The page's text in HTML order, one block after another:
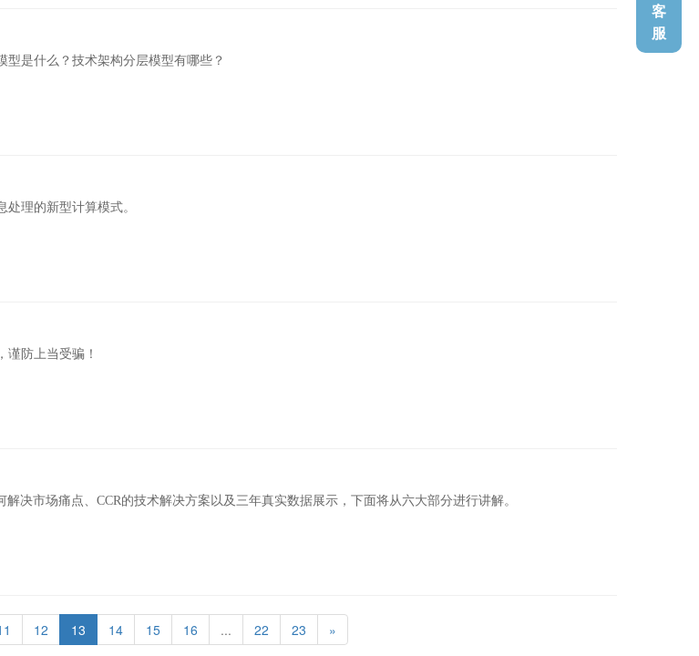
客
服
型是什么？技术架构分层模型有哪些？
理的新型计算模式。
谨防上当受骗！
决市场痛点、CCR的技术解决方案以及三年真实数据展示，下面将从六大部分进行讲解。
12 13 14 15 16 ... 22 23 »